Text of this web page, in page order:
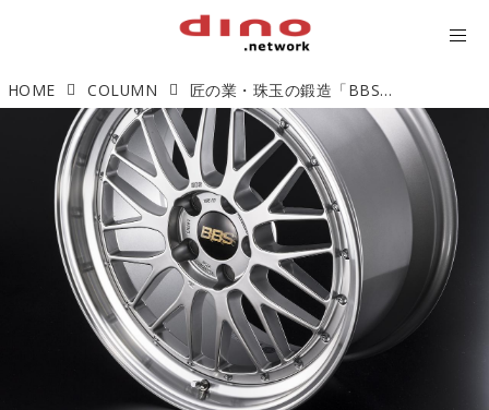
HOME COLUMN 匠の業・珠玉の鍛造「BBS」ホイールで魅せる愛車の足もと